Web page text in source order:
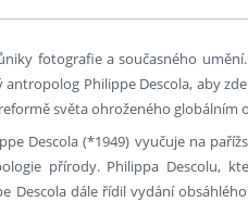
řízení
fotografie a současného
antropolog Philippe Descola, aby
světa ohroženého globálním
Descola (*1949) vyučuje na
přírody. Philippa Descolu,
Descola dále řídil vydání